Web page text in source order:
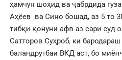
ҳамчун шоҳид ва ҷабрдида
Аҳёев ва Сино бошад, аз 5 то
тибқи қонуни афв аз сари суд
Сатторов Суҳроб, ки
баландрутбаи ВКД аст, бо